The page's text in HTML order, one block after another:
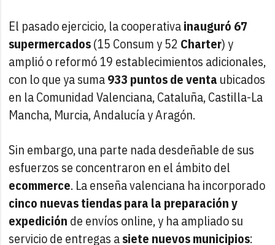
El pasado ejercicio, la cooperativainauguró 67
supermercados(15 Consum y 52 Charter) y
amplió o reformó 19 establecimientos adicionales,
con lo que ya suma933 puntos de venta ubicados
en la Comunidad Valenciana, Cataluña, Castilla-La
Mancha, Murcia, Andalucía y Aragón.
Sin embargo, una parte nada desdeñable de sus
esfuerzos se concentraron en el ámbito del
ecommerce. La enseña valenciana ha incorporado
cinco nuevas tiendas para la preparación y
expedición de envíos online, y ha ampliado su
servicio de entregas asiete nuevos municipios: